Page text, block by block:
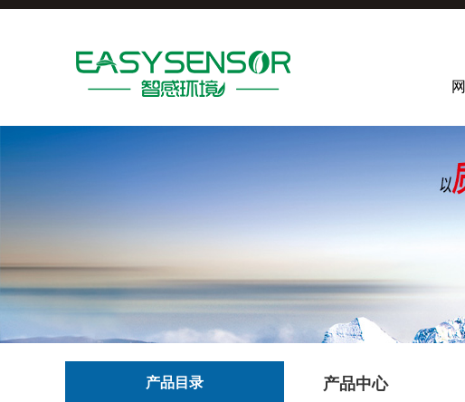
产品目录 产品中心